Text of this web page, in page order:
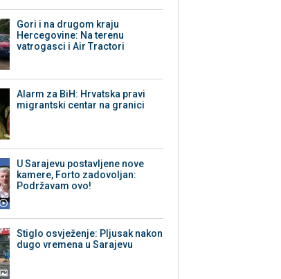
Gori i na drugom kraju
Hercegovine: Na terenu
vatrogasci i Air Tractori
Alarm za BiH: Hrvatska pravi
migrantski centar na granici
U Sarajevu postavljene nove
kamere, Forto zadovoljan:
Podržavam ovo!
Stiglo osvježenje: Pljusak nakon
dugo vremena u Sarajevu